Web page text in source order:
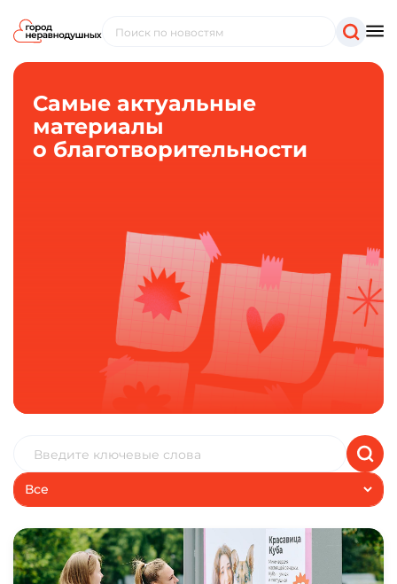
Самые актуальные
материалы
о благотворительности
Все